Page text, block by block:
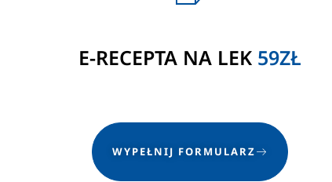
E-RECEPTA NA LEK 59ZŁ
WYPEŁNIJ FORMULARZ